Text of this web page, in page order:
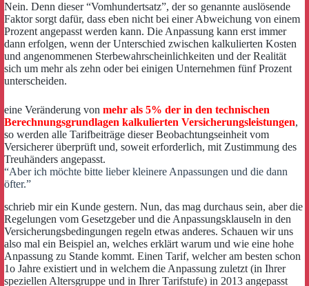
Nein. Denn dieser “Vomhundertsatz”, der so genannte auslösende
Faktor sorgt dafür, dass eben nicht bei einer Abweichung von einem
Prozent angepasst werden kann. Die Anpassung kann erst immer
dann erfolgen, wenn der Unterschied zwischen kalkulierten Kosten
und angenommenen Sterbewahrscheinlichkeiten und der Realität
sich um mehr als zehn oder bei einigen Unternehmen fünf Prozent
unterscheiden.
eine Veränderung von mehr als 5% der in den technischen
Berechnungsgrundlagen kalkulierten Versicherungsleistungen,
so werden alle Tarifbeiträge dieser Beobachtungseinheit vom
Versicherer überprüft und, soweit erforderlich, mit Zustimmung des
Treuhänders angepasst.
“Aber ich möchte bitte lieber kleinere Anpassungen und die dann
öfter.”
schrieb mir ein Kunde gestern. Nun, das mag durchaus sein, aber die
Regelungen vom Gesetzgeber und die Anpassungsklauseln in den
Versicherungsbedingungen regeln etwas anderes. Schauen wir uns
also mal ein Beispiel an, welches erklärt warum und wie eine hohe
Anpassung zu Stande kommt. Einen Tarif, welcher am besten schon
1o Jahre existiert und in welchem die Anpassung zuletzt (in Ihrer
speziellen Altersgruppe und in Ihrer Tarifstufe) in 2013 angepasst